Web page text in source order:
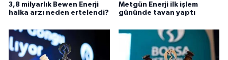
3,8 milyarlık Bewen Enerji
halka arzı neden ertelendi?
Metgün Enerji ilk işlem
gününde tavan yaptı